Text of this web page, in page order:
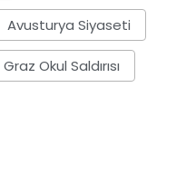
Avusturya Siyaseti
Graz Okul Saldırısı